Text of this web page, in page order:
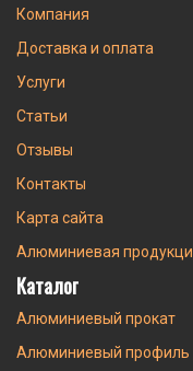
Компания
Доставка и оплата
Услуги
Статьи
Отзывы
Контакты
Карта сайта
Алюминиевая
Каталог
Алюминиевый прокат
Алюминиевый профиль